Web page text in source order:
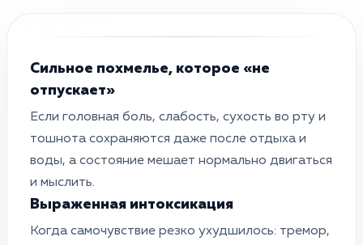
Сильное похмелье, которое «не
отпускает»
Если головная боль, слабость, сухость во рту и
тошнота сохраняются даже после отдыха и
воды, а состояние мешает нормально двигаться
и мыслить.
Выраженная интоксикация
Когда самочувствие резко ухудшилось: тремор,